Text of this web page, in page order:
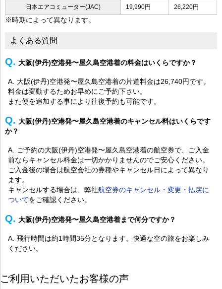
日本エアコミューター(JAC) 19,990円 26,220円
※時期によって異なります。
よくある質問
大阪(伊丹)空港発〜屋久島空港着の料金はいくらですか？
大阪(伊丹)空港発〜屋久島空港着の片道料金は26,740円です。
料金は変動するためお早めにご予約下さい。
また便を追加する事により往復予約も可能です。
大阪(伊丹)空港発〜屋久島空港着のキャンセル料はいくらです
か？
ご予約の大阪(伊丹)空港発〜屋久島空港着の航空券で、ご入金
前ならキャンセル料金は一切かかりませんのでご安心ください。
ご入金後の場合は航空会社の券種やキャンセル日によって異なり
ます。
キャンセルする場合は、弊社航空券のキャンセル・変更・払戻に
ついてをご確認ください。
大阪(伊丹)空港発〜屋久島空港着まで何分ですか？
飛行時間は約1時間35分となります。快適な空の旅をお楽しみ
ください。
ご利用いただいたお客様の声